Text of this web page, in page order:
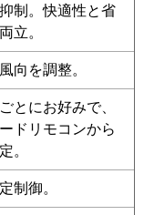
PA-P63T7SHC
RCSA06344JXU
RCEA06341JXU
RCSA06343JXU
RCSA06333JX
制。快適性と省
立。
向を調整。
とにお好みで、
ドリモコンから
。
制御。